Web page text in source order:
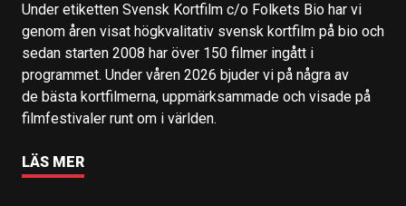
Under etiketten Svensk Kortfilm c/o Folkets Bio har vi
genom åren visat högkvalitativ svensk kortfilm på bio och
sedan starten 2008 har över 150 filmer ingått i
programmet. Under våren 2026 bjuder vi på några av
de bästa kortfilmerna, uppmärksammade och visade på
filmfestivaler runt om i världen.
LÄS MER